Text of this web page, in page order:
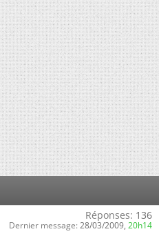
Réponses: 136
Dernier message: 28/03/2009, 20h14